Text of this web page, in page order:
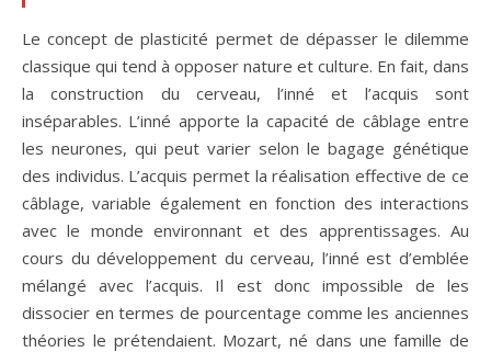
Le concept de plasticité permet de dépasser le dilemme
classique qui tend à opposer nature et culture. En fait, dans
la construction du cerveau, l’inné et l’acquis sont
inséparables. L’inné apporte la capacité de câblage entre
les neurones, qui peut varier selon le bagage génétique
des individus. L’acquis permet la réalisation effective de ce
câblage, variable également en fonction des interactions
avec le monde environnant et des apprentissages. Au
cours du développement du cerveau, l’inné est d’emblée
mélangé avec l’acquis. Il est donc impossible de les
dissocier en termes de pourcentage comme les anciennes
théories le prétendaient. Mozart, né dans une famille de